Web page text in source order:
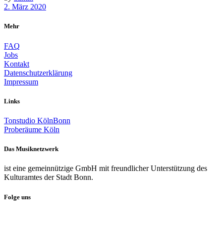
2. März 2020
Mehr
FAQ
Jobs
Kontakt
Datenschutzerklärung
Impressum
Links
Tonstudio KölnBonn
Proberäume Köln
Das Musiknetzwerk
ist eine gemeinnützige GmbH mit freundlicher Unterstützung des
Kulturamtes der Stadt Bonn.
Folge uns